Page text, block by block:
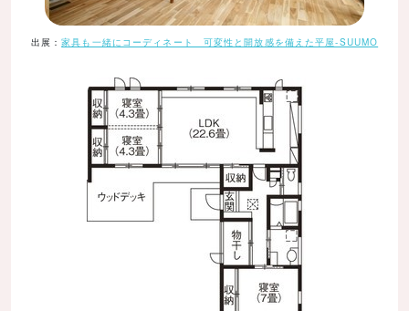
出展：家具も一緒にコーディネート 可変性と開放感を備えた平屋-SUUMO